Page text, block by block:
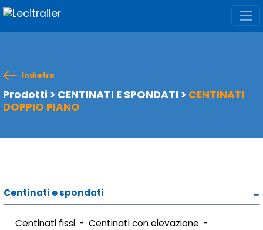
Indietro
Prodotti > CENTINATI E SPONDATI > CENTINATI
DOPPIO PIANO
Centinati e spondati
Centinati fissi
Centinati con elevazione